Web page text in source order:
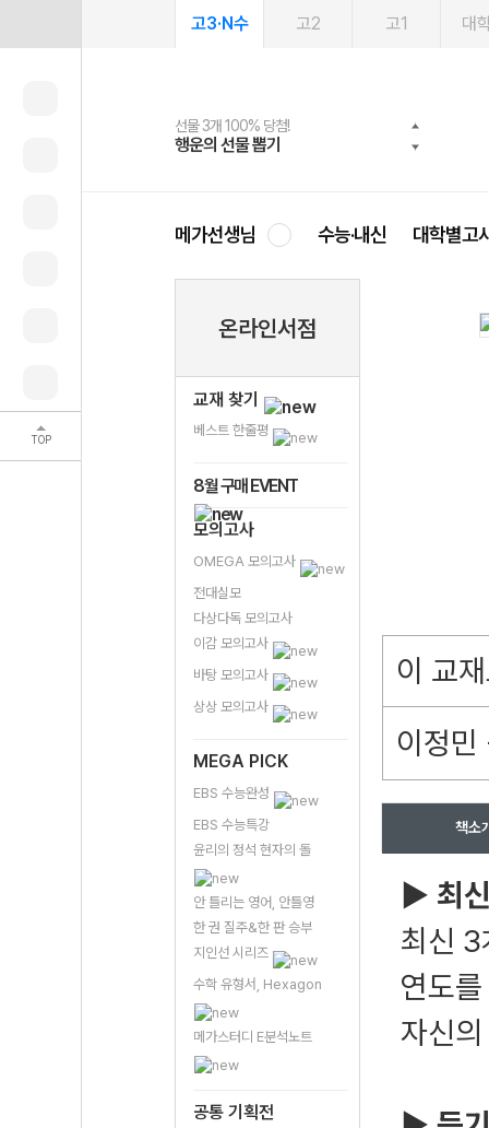
TOP
고3·N수 고2 고1 대
선물 3개 100% 당첨!
행운의 선물 뽑기
선물 100% 증정!
메가스터디 X 올리브
2027 러셀 단과
강사 공개선발
스마트러닝앱
설문 EVENT
메가패스
3일 무료 체험권
메가패스 수강생 무료혜택!
메가클럽 멤버십
사회공헌 캠페인
희망이룸 메가나눔
메가선생님 수능·내신 대학별고
온라인서점
교재 찾기
베스트 한줄평
8월 구매 EVENT
모의고사
OMEGA 모의고사
전대실모
다상다독 모의고사
이감 모의고사
바탕 모의고사
상상 모의고사
MEGA PICK
EBS 수능완성
EBS 수능특강
윤리의 정석 현자의 돌
안 틀리는 영어, 안틀영
한 권 질주&한 판 승부
지인선 시리즈
수학 유형서, Hexagon
메가스터디 E분석노트
공통 기획전
이 교
이정
책소
▶ 최
최신 3
연도
자신